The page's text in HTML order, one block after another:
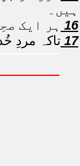
ہیں۔
16 ہر ایک
17 تاکہ مردِ